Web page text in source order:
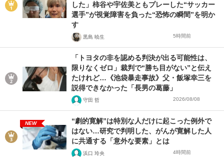
した」柿谷や宇佐美ともプレーした“サッカー
選手”が視覚障害を負った“恐怖の瞬間”を明か
す
黒島 暁生 5時間前
「トヨタの非を認める判決が出る可能性は、
限りなくゼロ」裁判で“勝ち目がない”と伝え
たけれど…《池袋暴走事故》父・飯塚幸三を
説得できなかった「長男の葛藤」
守田 哲 2026/08/08
NEW
“劇的寛解”は特別な人だけに起こった例外で
はない…研究で判明した、がんが寛解した人
に共通する「意外な要素」とは
浜口 玲央 4時間前